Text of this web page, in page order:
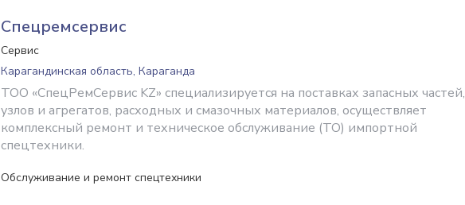
Спецремсервис
Сервис
Карагандинская область, Караганда
ТОО «СпецРемСервис KZ» специализируется на поставках запасных частей,
узлов и агрегатов, расходных и смазочных материалов, осуществляет
комплексный ремонт и техническое обслуживание (ТО) импортной
спецтехники.
Обслуживание и ремонт спецтехники